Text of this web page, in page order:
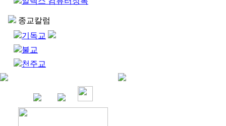
종교칼럼
기독교
불교
천주교